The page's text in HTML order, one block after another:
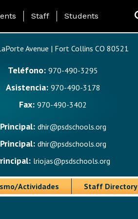
Page Menu
Staff Students
Avenue | Fort Collins CO 80521
Teléfono: 970-490-3295
Asistencia: 970-490-3178
Fax: 970-490-3402
Principal: dhir@psdschools.org
Principal: dhir@psdschools.org
lriojas@psdschools.org
Actividades Staff Directory